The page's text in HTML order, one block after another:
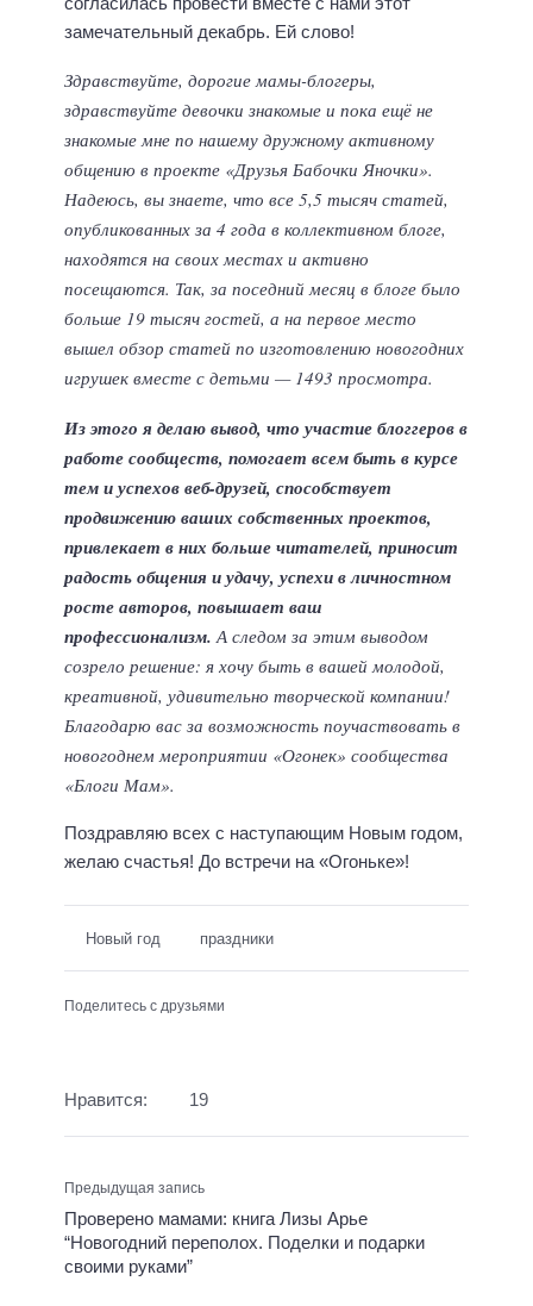
замечательный декабрь. Ей слово!
Здравствуйте, дорогие мамы-блогеры,
здравствуйте девочки знакомые и пока ещё не
знакомые мне по нашему дружному активному
общению в проекте «Друзья Бабочки Яночки».
Надеюсь, вы знаете, что все 5,5 тысяч статей,
опубликованных за 4 года в коллективном блоге,
находятся на своих местах и активно
посещаются. Так, за поседний месяц в блоге было
больше 19 тысяч гостей, а на первое место
вышел обзор статей по изготовлению новогодних
игрушек вместе с детьми — 1493 просмотра.
Из этого я делаю вывод, что участие блоггеров в
работе сообществ, помогает всем быть в курсе
тем и успехов веб-друзей, способствует
продвижению ваших собственных проектов,
привлекает в них больше читателей, приносит
радость общения и удачу, успехи в личностном
росте авторов, повышает ваш
профессионализм. А следом за этим выводом
созрело решение: я хочу быть в вашей молодой,
креативной, удивительно творческой компании!
Благодарю вас за возможность поучаствовать в
новогоднем мероприятии «Огонек» сообщества
«Блоги Мам».
Поздравляю всех с наступающим Новым годом,
желаю счастья! До встречи на «Огоньке»!
Новый год праздники
Поделитесь с друзьями
Нравится: 19
Предыдущая запись
Проверено мамами: книга Лизы Арье
“Новогодний переполох. Поделки и подарки
своими руками”